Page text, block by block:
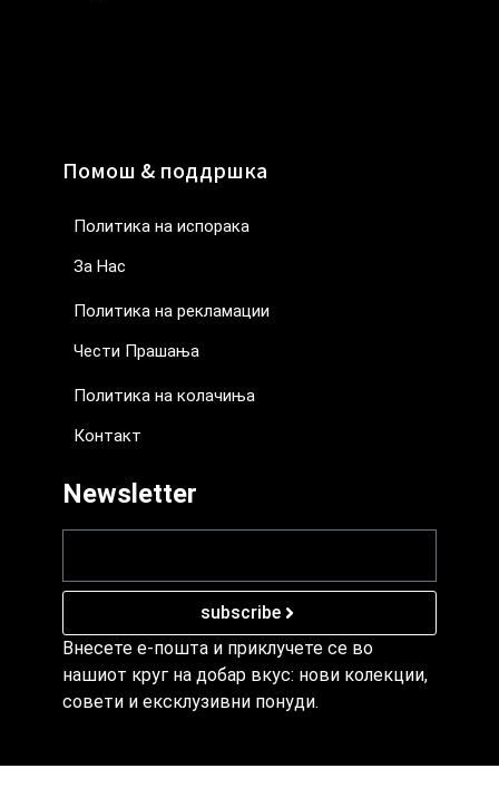
Помош & поддршка
Политика на испорака
За Нас
Политика на рекламации
Чести Прашања
Политика на колачиња
Контакт
Newsletter
subscribe
Внесете е-пошта и приклучете се во
нашиот круг на добар вкус: нови колекции,
совети и ексклузивни понуди.